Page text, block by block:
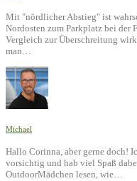
Mit "nördlicher Abstieg" ist
Nordosten zum Parkplatz bei der
Vergleich zur Überschreitung
man…
Michael
Hallo Corinna, aber gerne doch!
vorsichtig und hab viel Spaß
OutdoorMädchen lesen, wie…